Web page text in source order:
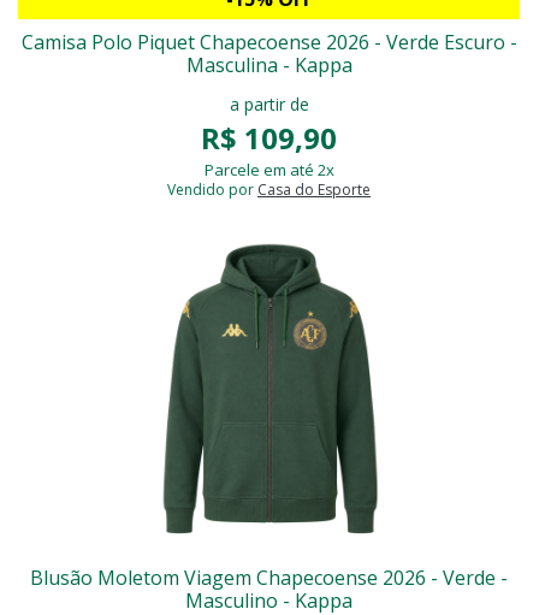
Camisa Polo Piquet Chapecoense 2026 - Verde Escuro -
Masculina - Kappa
a partir de
R$ 109,90
Parcele em até 2x
Vendido por Casa do Esporte
Blusão Moletom Viagem Chapecoense 2026 - Verde -
Masculino - Kappa